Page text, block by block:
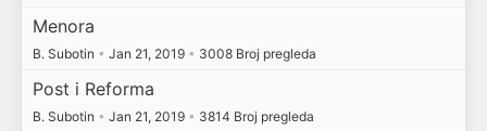
Menora
B. Subotin • Jan 21, 2019 • 3008 Broj pregleda
Post i Reforma
B. Subotin • Jan 21, 2019 • 3814 Broj pregleda